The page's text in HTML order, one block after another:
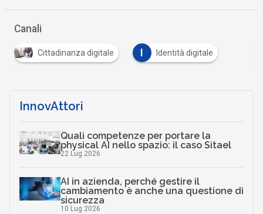
Canali
Cittadinanza digitale Identità digitale
InnovAttori
Quali competenze per portare la
physical AI nello spazio: il caso Sitael
22 Lug 2026
AI in azienda, perché gestire il
cambiamento è anche una questione di
sicurezza
10 Lug 2026